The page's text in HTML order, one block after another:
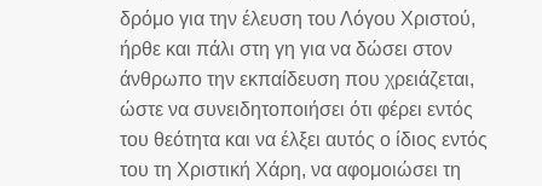
δρόμο για την έλευση του Λόγου Χριστού,
ήρθε και πάλι στη γη για να δώσει στον
άνθρωπο την εκπαίδευση που χρειάζεται,
ώστε να συνειδητοποιήσει ότι φέρει εντός
του θεότητα και να έλξει αυτός ο ίδιος εντός
του τη Χριστική Χάρη, να αφομοιώσει τη